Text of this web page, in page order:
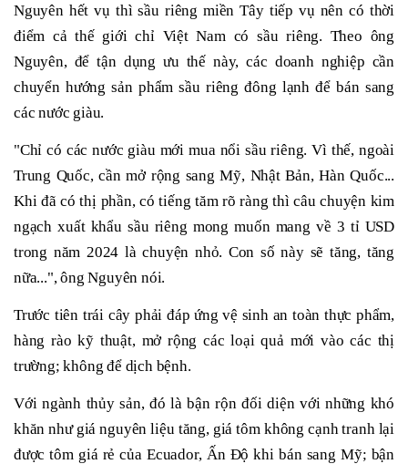
Nguyên hết vụ thì sầu riêng miền Tây tiếp vụ nên có thời
điểm cả thế giới chỉ Việt Nam có sầu riêng. Theo ông
Nguyên, để tận dụng ưu thế này, các doanh nghiệp cần
chuyển hướng sản phẩm sầu riêng đông lạnh để bán sang
các nước giàu.
"Chỉ có các nước giàu mới mua nổi sầu riêng. Vì thế, ngoài
Trung Quốc, cần mở rộng sang Mỹ, Nhật Bản, Hàn Quốc...
Khi đã có thị phần, có tiếng tăm rõ ràng thì câu chuyện kim
ngạch xuất khẩu sầu riêng mong muốn mang về 3 tỉ USD
trong năm 2024 là chuyện nhỏ. Con số này sẽ tăng, tăng
nữa...", ông Nguyên nói.
Trước tiên trái cây phải đáp ứng vệ sinh an toàn thực phẩm,
hàng rào kỹ thuật, mở rộng các loại quả mới vào các thị
trường; không để dịch bệnh.
Với ngành thủy sản, đó là bận rộn đối diện với những khó
khăn như giá nguyên liệu tăng, giá tôm không cạnh tranh lại
được tôm giá rẻ của Ecuador, Ấn Độ khi bán sang Mỹ; bận